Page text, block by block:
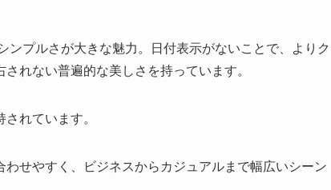
ンプルさが大きな魅力。日付表示がないことで、よりク
れない普遍的な美しさを持っています。
れています。
せやすく、ビジネスからカジュアルまで幅広いシーン